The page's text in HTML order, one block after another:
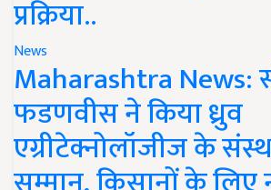
प्रक्रिया..
News
Maharashtra News:
फडणवीस ने किया ध्रुव
एग्रीटेक्नोलॉजीज के